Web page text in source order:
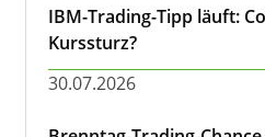
IBM-Trading-Tipp läuft:
Kurssturz?
30.07.2026